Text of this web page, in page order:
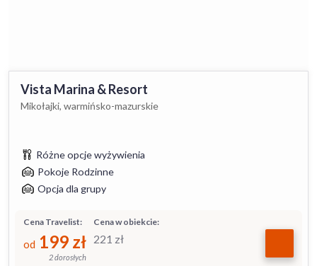
Vista Marina & Resort
Mikołajki, warmińsko-mazurskie
Różne opcje wyżywienia
Pokoje Rodzinne
Opcja dla grupy
Cena w obiekcie:
221 zł
Cena Travelist:
od 199 zł
2 dorosłych